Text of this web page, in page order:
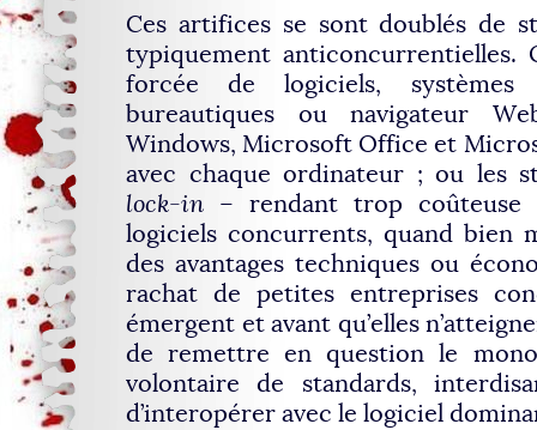
Ces artifices se sont doublés de
typiquement
forcée de logiciels, systèmes
bureautiques ou navigateur
Windows, Microsoft Office et
avec chaque ordinateur ; ou les
lock-in – rendant trop coûteuse
logiciels concurrents, quand bien
des avantages techniques ou
rachat de petites entreprises
émergent et avant qu’elles
de remettre en question le
volontaire de standards,
d’interopérer avec le logiciel